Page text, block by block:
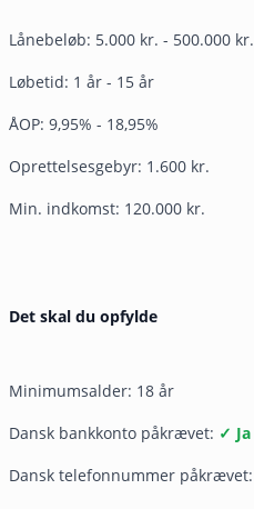
Lånebeløb: 5.000 kr. - 500.000 kr.
Løbetid: 1 år - 15 år
ÅOP: 9,95% - 18,95%
Oprettelsesgebyr: 1.600 kr.
Min. indkomst: 120.000 kr.
Det skal du opfylde
Minimumsalder: 18 år
Dansk bankkonto påkrævet: ✓ Ja
Dansk telefonnummer påkrævet: